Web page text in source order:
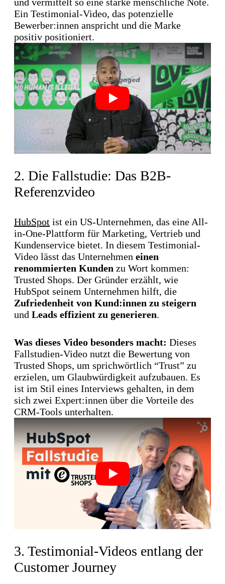
Ein Testimonial-Video, das potenzielle
Bewerber:innen anspricht und die Marke
positiv positioniert.
Play
2. Die Fallstudie: Das B2B-
Referenzvideo
HubSpot ist ein US-Unternehmen, das eine All-
in-One-Plattform für Marketing, Vertrieb und
Kundenservice bietet. In diesem Testimonial-
Video lässt das Unternehmen einen
renommierten Kunden zu Wort kommen:
Trusted Shops. Der Gründer erzählt, wie
HubSpot seinem Unternehmen hilft, die
Zufriedenheit von Kund:innen zu steigern
und Leads effizient zu generieren.
Was dieses Video besonders macht: Dieses
Fallstudien-Video nutzt die Bewertung von
Trusted Shops, um sprichwörtlich “Trust” zu
erzielen, um Glaubwürdigkeit aufzubauen. Es
ist im Stil eines Interviews gehalten, in dem
sich zwei Expert:innen über die Vorteile des
CRM-Tools unterhalten.
Play
3. Testimonial-Videos entlang der
Customer Journey